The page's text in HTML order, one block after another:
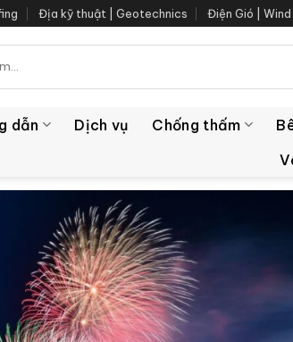
Địa kỹ thuật | Geotechnics Điện Gió | Wind
dẫn Dịch vụ Chống thấm